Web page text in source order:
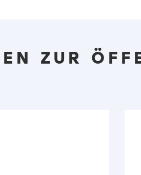
ZUR